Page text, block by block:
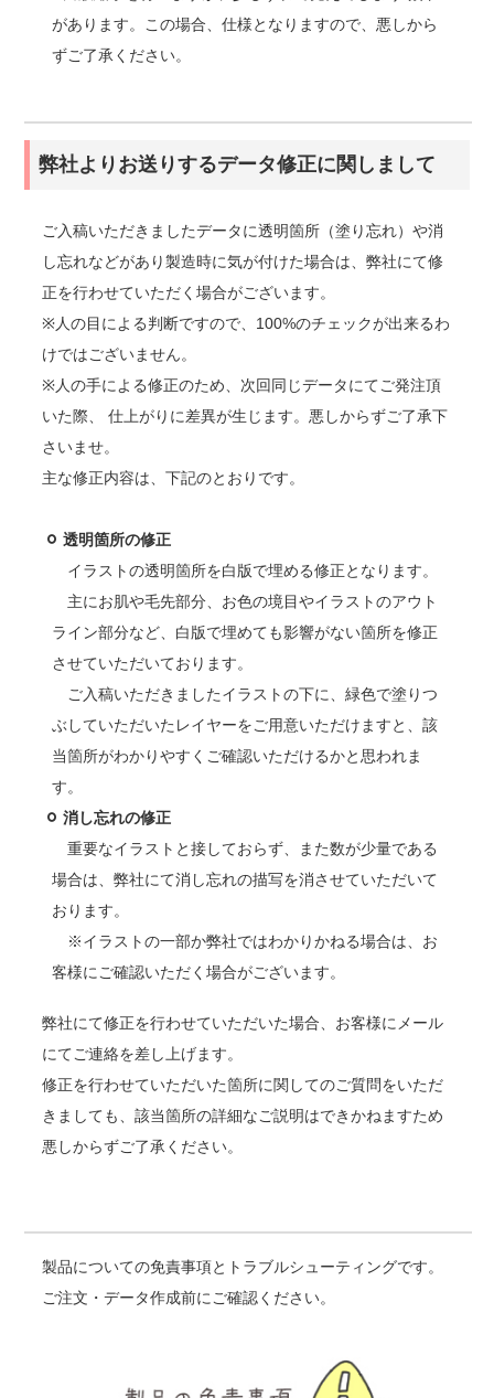
があります。この場合、仕様となりますので、悪しから
ずご了承ください。
弊社よりお送りするデータ修正に関しまして
ご入稿いただきましたデータに透明箇所（塗り忘れ）や消
し忘れなどがあり製造時に気が付けた場合は、弊社にて修
正を行わせていただく場合がございます。
※人の目による判断ですので、100%のチェックが出来るわ
けではございません。
※人の手による修正のため、次回同じデータにてご発注頂
いた際、 仕上がりに差異が生じます。悪しからずご了承下
さいませ。
主な修正内容は、下記のとおりです。
透明箇所の修正
イラストの透明箇所を白版で埋める修正となります。
主にお肌や毛先部分、お色の境目やイラストのアウト
ライン部分など、白版で埋めても影響がない箇所を修正
させていただいております。
ご入稿いただきましたイラストの下に、緑色で塗りつ
ぶしていただいたレイヤーをご用意いただけますと、該
当箇所がわかりやすくご確認いただけるかと思われま
す。
消し忘れの修正
重要なイラストと接しておらず、また数が少量である
場合は、弊社にて消し忘れの描写を消させていただいて
おります。
※イラストの一部か弊社ではわかりかねる場合は、お
客様にご確認いただく場合がございます。
弊社にて修正を行わせていただいた場合、お客様にメール
にてご連絡を差し上げます。
修正を行わせていただいた箇所に関してのご質問をいただ
きましても、該当箇所の詳細なご説明はできかねますため
悪しからずご了承ください。
製品についての免責事項とトラブルシューティングです。
ご注文・データ作成前にご確認ください。